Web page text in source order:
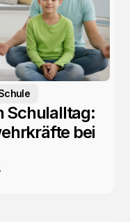
Schulalltag:
bei